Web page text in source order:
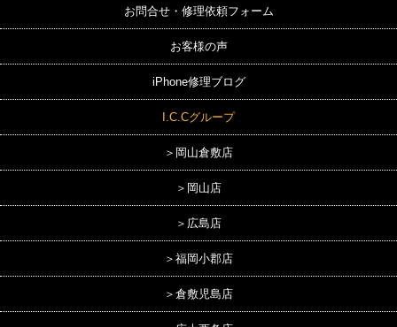
お問合せ・修理依頼フォーム
お客様の声
iPhone修理ブログ
I.C.Cグループ
＞岡山倉敷店
＞岡山店
＞広島店
＞福岡小郡店
＞倉敷児島店